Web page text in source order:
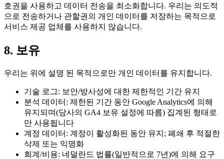
호권을 사용하고 데이터 전송을 최소화합니다. 우리는 의도적
으로 전송하거나 관할권의 개인 데이터를 저장하는 목적으로
서비스 제공 업체를 사용하지 않습니다.
8. 보유
우리는 위에 설명 된 목적으로만 개인 데이터를 유지합니다.
기술 로그: 보안/방사성에 대한 제한적인 기간 유지
분석 데이터: 제한된 기간 동안 Google Analytics에 의해
유지되며(당사의 GA4 보유 설정에 따름) 집계된 형태로
만 사용됩니다
계정 데이터: 계정이 활성화된 동안 유지; 폐쇄 후 적절한
삭제 또는 익명화
회계/비용: 네덜란드 법률(일반적으로 7년)에 의해 요구